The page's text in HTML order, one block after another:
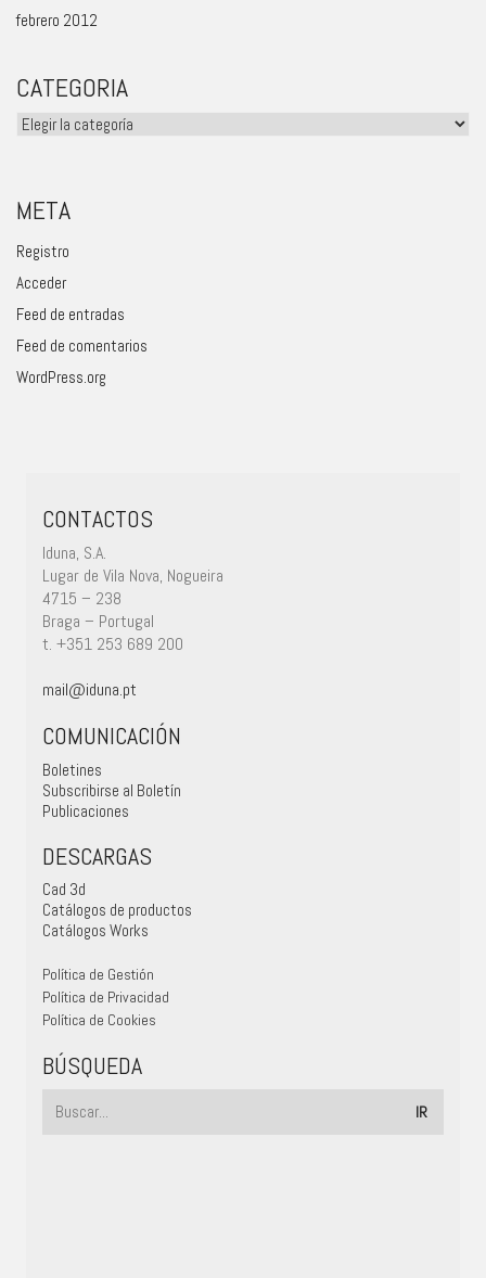
febrero 2012
CATEGORIA
Categoria
META
Registro
Acceder
Feed de entradas
Feed de comentarios
WordPress.org
CONTACTOS
Iduna, S.A.
Lugar de Vila Nova, Nogueira
4715 – 238
Braga – Portugal
t. +351 253 689 200
mail@iduna.pt
COMUNICACIÓN
Boletines
Subscribirse al Boletín
Publicaciones
DESCARGAS
Cad 3d
Catálogos de productos
Catálogos Works
Política de Gestión
Política de Privacidad
Política de Cookies
BÚSQUEDA